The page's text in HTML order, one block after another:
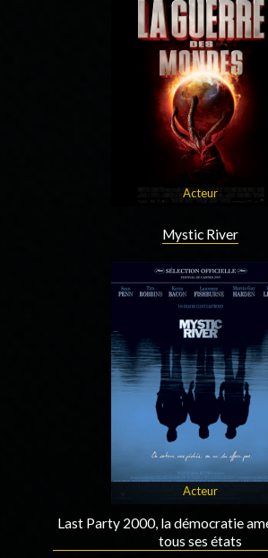
Acteur
Mystic River
Acteur
Last Party 2000, la démocratie
tous ses états